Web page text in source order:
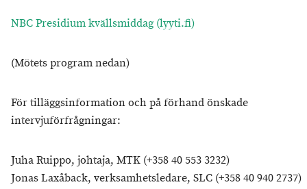
NBC Presidium kvällsmiddag (lyyti.fi)
(Mötets program nedan)
För tilläggsinformation och på förhand önskade
intervjuförfrågningar:
Juha Ruippo, johtaja, MTK (+358 40 553 3232)
Jonas Laxåback, verksamhetsledare, SLC (+358 40 940 2737)